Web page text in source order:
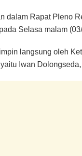
dalam Rapat Pleno
Selasa malam
langsung oleh
Iwan